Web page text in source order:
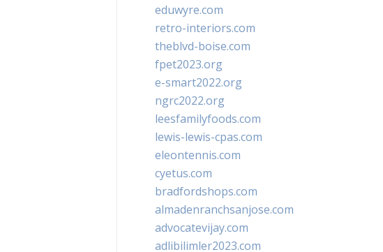
eduwyre.com
retro-interiors.com
theblvd-boise.com
fpet2023.org
e-smart2022.org
ngrc2022.org
leesfamilyfoods.com
lewis-lewis-cpas.com
eleontennis.com
cyetus.com
bradfordshops.com
almadenranchsanjose.com
advocatevijay.com
adlibilimler2023.com